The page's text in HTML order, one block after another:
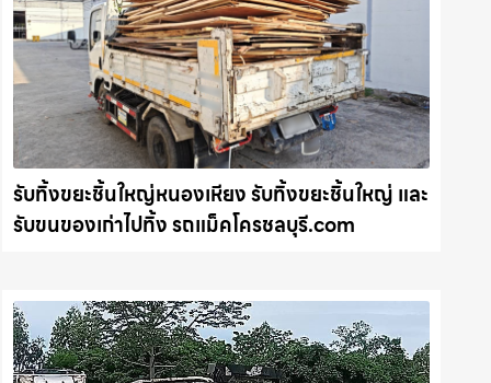
รับทิ้งขยะชิ้นใหญ่หนองเหียง รับทิ้งขยะชิ้นใหญ่ และ
รับขนของเก่าไปทิ้ง รถแม็คโครชลบุรี.com